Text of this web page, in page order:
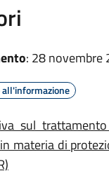
: 28 novembre
all'informazione
sul
materia di